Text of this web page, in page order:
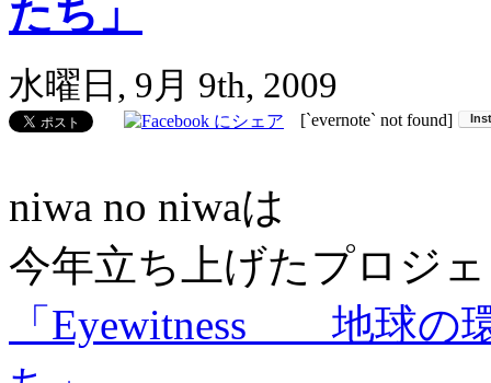
たち」
水曜日, 9月 9th, 2009
[`evernote` not found]
niwa no niwaは
今年立ち上げたプロジ
「Eyewitness 地球の